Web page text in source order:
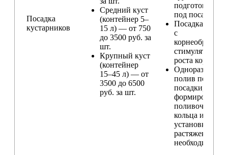
Посадка
кустарников
Средний куст
(контейнер 5–
15 л) — от 750
до 3500 руб. за
шт.
Крупный куст
(контейнер
15–45 л) — от
3500 до 6500
руб. за шт.
подготовка
под посадку
Посадка
с
стимулятором
роста корней
Одноразовый
полив после
посадки,
формирование
поливочного
кольца и
установка
растяжек (при